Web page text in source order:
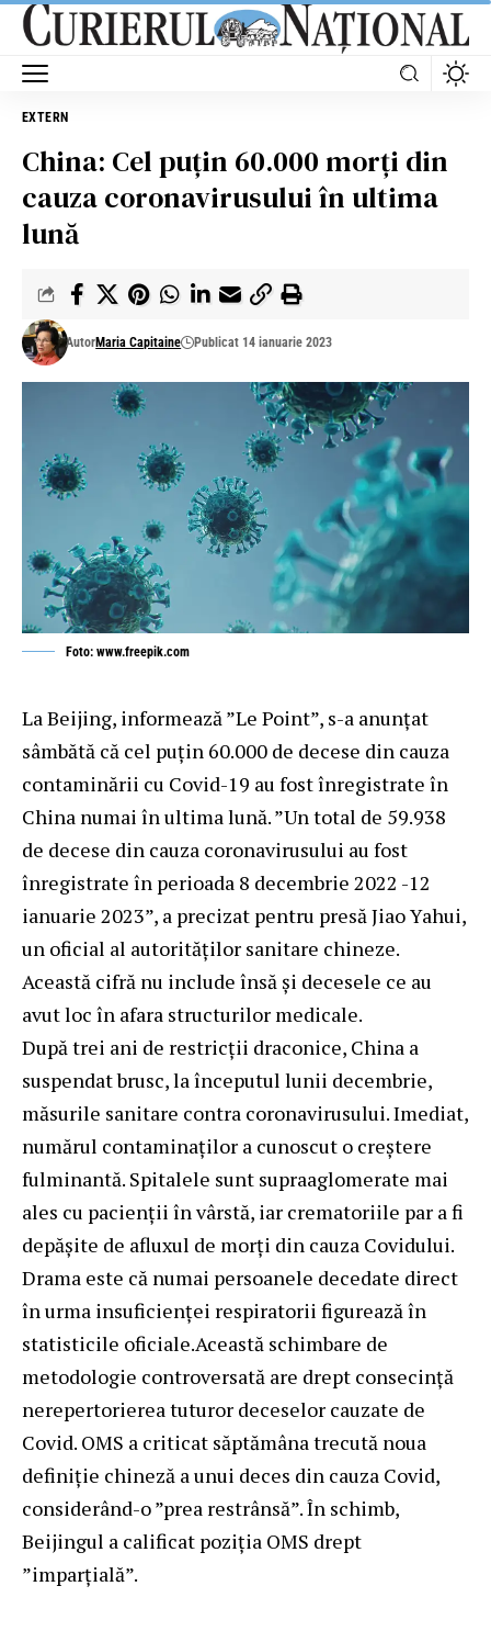
EXTERN
China: Cel puțin 60.000 morți din
cauza coronavirusului în ultima
lună
AutorMaria Capitaine Publicat 14 ianuarie 2023
Foto: www.freepik.com
La Beijing, informează ”Le Point”, s-a anunțat
sâmbătă că cel puțin 60.000 de decese din cauza
contaminării cu Covid-19 au fost înregistrate în
China numai în ultima lună. ”Un total de 59.938
de decese din cauza coronavirusului au fost
înregistrate în perioada 8 decembrie 2022 -12
ianuarie 2023”, a precizat pentru presă Jiao Yahui,
un oficial al autorităților sanitare chineze.
Această cifră nu include însă și decesele ce au
avut loc în afara structurilor medicale.
După trei ani de restricții draconice, China a
suspendat brusc, la începutul lunii decembrie,
măsurile sanitare contra coronavirusului. Imediat,
numărul contaminaților a cunoscut o creștere
fulminantă. Spitalele sunt supraaglomerate mai
ales cu pacienții în vârstă, iar crematoriile par a fi
depășite de afluxul de morți din cauza Covidului.
Drama este că numai persoanele decedate direct
în urma insuficienței respiratorii figurează în
statisticile oficiale.Această schimbare de
metodologie controversată are drept consecință
nerepertorierea tuturor deceselor cauzate de
Covid. OMS a criticat săptămâna trecută noua
definiție chineză a unui deces din cauza Covid,
considerând-o ”prea restrânsă”. În schimb,
Beijingul a calificat poziția OMS drept
”imparțială”.